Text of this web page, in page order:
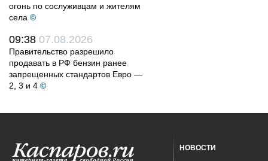
огонь по сослуживцам и жителям
села ©
09:38 07.08.2026
Правительство разрешило
продавать в РФ бензин ранее
запрещенных стандартов Евро —
2, 3 и 4 ©
НОВОСТИ